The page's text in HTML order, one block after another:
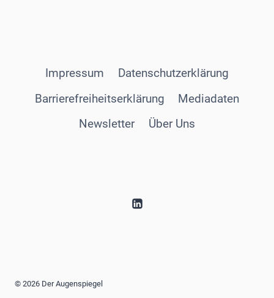
Impressum
Datenschutzerklärung
Barrierefreiheitserklärung
Mediadaten
Newsletter
Über Uns
© 2026 Der Augenspiegel